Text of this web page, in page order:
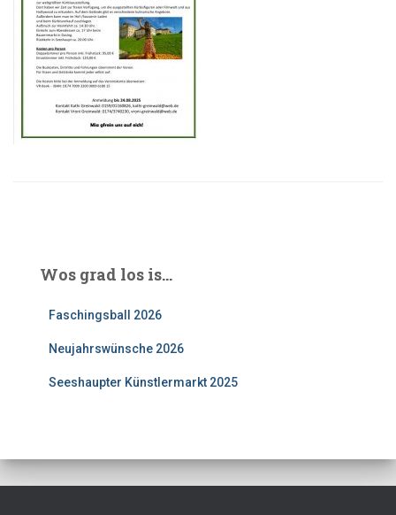
Wos grad los is…
Faschingsball 2026
Neujahrswünsche 2026
Seeshaupter Künstlermarkt 2025